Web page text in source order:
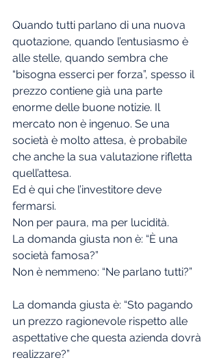
Quando tutti parlano di una nuova
quotazione, quando l’entusiasmo è
alle stelle, quando sembra che
“bisogna esserci per forza”, spesso il
prezzo contiene già una parte
enorme delle buone notizie. Il
mercato non è ingenuo. Se una
società è molto attesa, è probabile
che anche la sua valutazione rifletta
quell’attesa.
Ed è qui che l’investitore deve
fermarsi.
Non per paura, ma per lucidità.
La domanda giusta non è: “È una
società famosa?”
Non è nemmeno: “Ne parlano tutti?”
La domanda giusta è: “Sto pagando
un prezzo ragionevole rispetto alle
aspettative che questa azienda dovrà
realizzare?”